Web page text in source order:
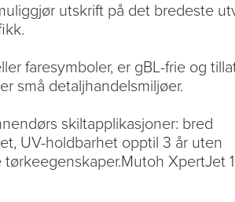
utskrift på det bredeste
faresymboler, er gBL-frie og
små detaljhandelsmiljøer.
skiltapplikasjoner: bred
UV-holdbarhet opptil 3 år uten
XpertJet